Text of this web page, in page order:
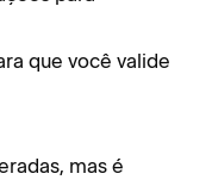
que você valide
mas é